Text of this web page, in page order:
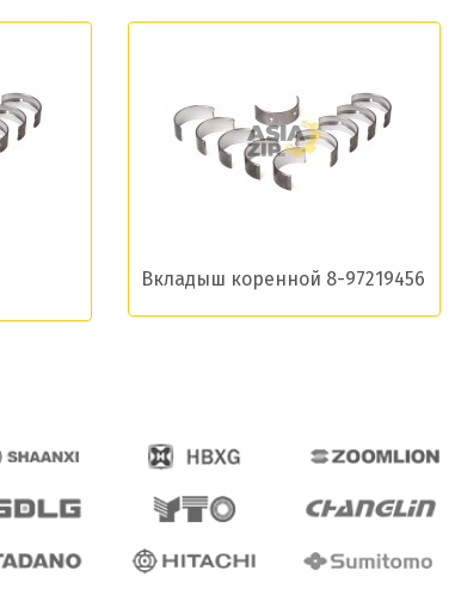
Вкладыш коренной 8-97219456